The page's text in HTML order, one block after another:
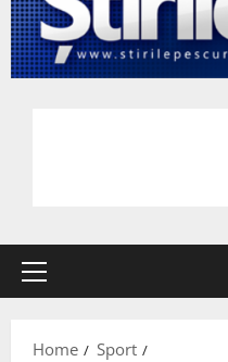
Primary
Home
Sport